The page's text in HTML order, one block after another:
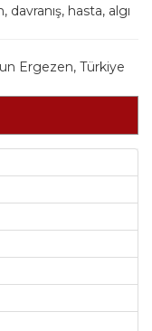
davranış, hasta, algı
Ergezen, Türkiye